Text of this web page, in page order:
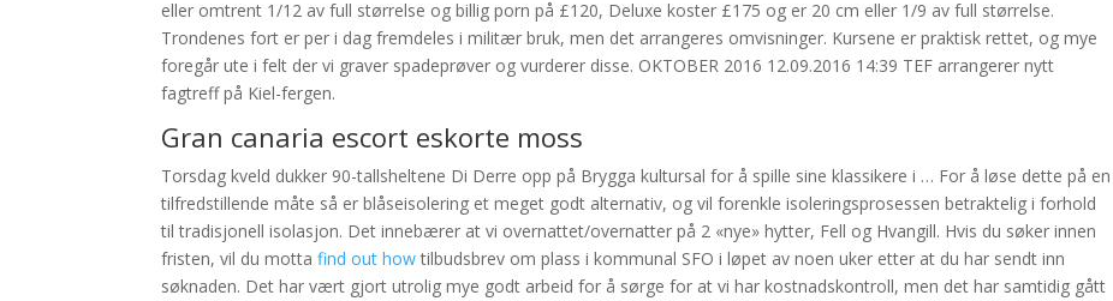
eller omtrent 1/12 av full størrelse og billig porn på £120, Deluxe koster £175 og er 20 cm eller 1/9 av full størrelse.
Trondenes fort er per i dag fremdeles i militær bruk, men det arrangeres omvisninger. Kursene er praktisk rettet, og mye
foregår ute i felt der vi graver spadeprøver og vurderer disse. OKTOBER 2016 12.09.2016 14:39 TEF arrangerer nytt
fagtreff på Kiel-fergen.
Gran canaria escort eskorte moss
Torsdag kveld dukker 90-tallsheltene Di Derre opp på Brygga kultursal for å spille sine klassikere i … For å løse dette på en
tilfredstillende måte så er blåseisolering et meget godt alternativ, og vil forenkle isoleringsprosessen betraktelig i forhold
til tradisjonell isolasjon. Det innebærer at vi overnattet/overnatter på 2 «nye» hytter, Fell og Hvangill. Hvis du søker innen
fristen, vil du mottafind out howtilbudsbrev om plass i kommunal SFO i løpet av noen uker etter at du har sendt inn
søknaden. Det har vært gjort utrolig mye godt arbeid for å sørge for at vi har kostnadskontroll, men det har samtidig gått